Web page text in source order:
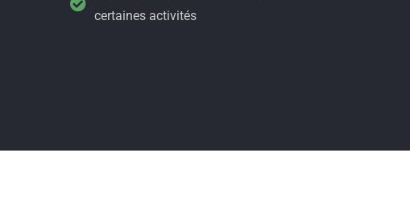
certaines activités